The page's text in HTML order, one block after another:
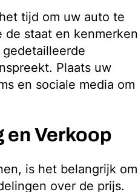
tijd om uw auto te
de staat en kenmerken
Plaats uw
en sociale media om
en Verkoop
is het belangrijk om
over de prijs.